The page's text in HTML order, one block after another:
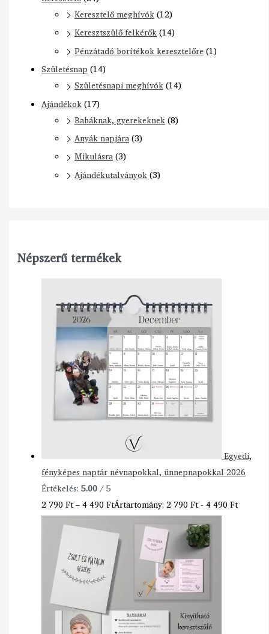
Keresztelő meghívók(12)
Keresztszülő felkérők(14)
Pénzátadó borítékok keresztelőre (1)
Születésnap (14)
Születésnapi meghívók(14)
Ajándékok(17)
Babáknak, gyerekeknek(8)
Anyák napjára(3)
Mikulásra(3)
Ajándékutalványok(3)
Népszerű termékek
Egyedi,
fényképes naptár névnapokkal, ünnepnapokkal 2026
Értékelés:5.00/ 5
2 790Ft–4 490FtÁrtartomány: 2 790 Ft - 4 490 Ft